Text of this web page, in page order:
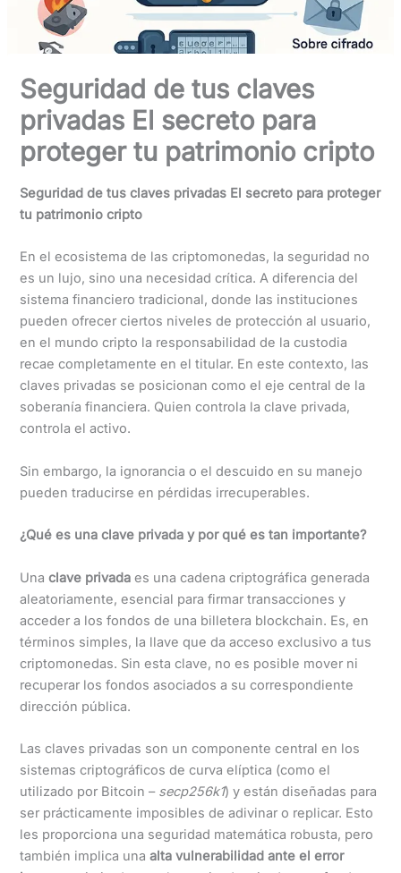
Seguridad de tus claves
privadas El secreto para
proteger tu patrimonio cripto
Seguridad de tus claves privadas El secreto para proteger
tu patrimonio cripto
En el ecosistema de las criptomonedas, la seguridad no
es un lujo, sino una necesidad crítica. A diferencia del
sistema financiero tradicional, donde las instituciones
pueden ofrecer ciertos niveles de protección al usuario,
en el mundo cripto la responsabilidad de la custodia
recae completamente en el titular. En este contexto, las
claves privadas se posicionan como el eje central de la
soberanía financiera. Quien controla la clave privada,
controla el activo.
Sin embargo, la ignorancia o el descuido en su manejo
pueden traducirse en pérdidas irrecuperables.
¿Qué es una clave privada y por qué es tan importante?
Unaclave privada es una cadena criptográfica generada
aleatoriamente, esencial para firmar transacciones y
acceder a los fondos de una billetera blockchain. Es, en
términos simples, la llave que da acceso exclusivo a tus
criptomonedas. Sin esta clave, no es posible mover ni
recuperar los fondos asociados a su correspondiente
dirección pública.
Las claves privadas son un componente central en los
sistemas criptográficos de curva elíptica (como el
utilizado por Bitcoin – secp256k1) y están diseñadas para
ser prácticamente imposibles de adivinar o replicar. Esto
les proporciona una seguridad matemática robusta, pero
también implica unaalta vulnerabilidad ante el error